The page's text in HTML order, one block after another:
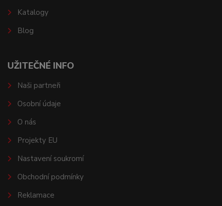
Katalogy
Blog
UŽITEČNÉ INFO
Naši partneři
Osobní údaje
O nás
Projekty EU
Nastavení soukromí
Obchodní podmínky
Reklamace